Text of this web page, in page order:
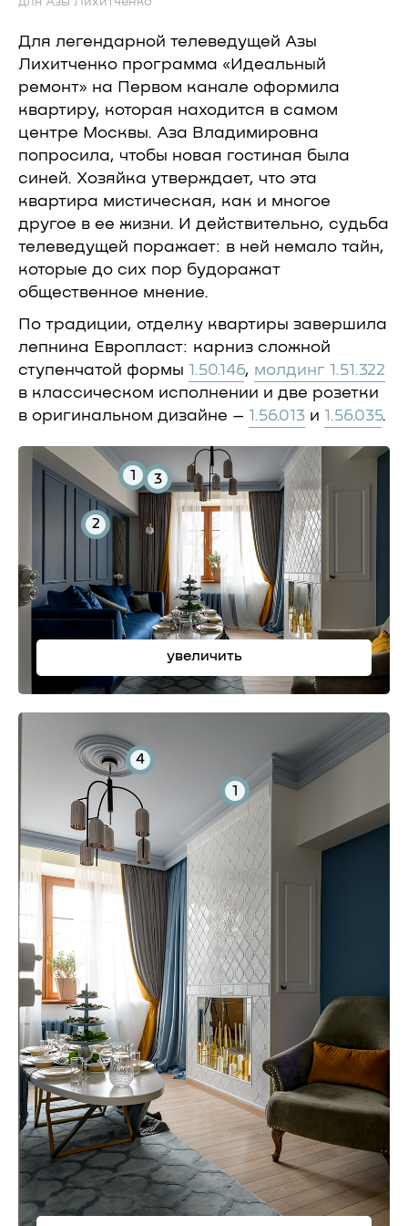
Для легендарной телеведущей Азы
Лихитченко программа «Идеальный
ремонт» на Первом канале оформила
квартиру, которая находится в самом
центре Москвы. Аза Владимировна
попросила, чтобы новая гостиная была
синей. Хозяйка утверждает, что эта
квартира мистическая, как и многое
другое в ее жизни. И действительно, судьба
телеведущей поражает: в ней немало тайн,
которые до сих пор будоражат
общественное мнение.
По традиции, отделку квартиры завершила
лепнина Европласт: карниз сложной
ступенчатой формы 1.50.146, молдинг 1.51.322
в классическом исполнении и две розетки
в оригинальном дизайне – 1.56.013 и 1.56.035.
1
2
3
увеличить
1
4